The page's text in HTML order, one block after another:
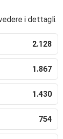
i dettagli.
2.128
1.867
1.430
754